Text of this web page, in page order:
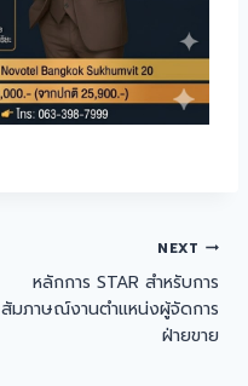
NEXT
หลักการ STAR สำหรับการ
สัมภาษณ์งานตำแหน่งผู้จัดการ
ฝ่ายขาย